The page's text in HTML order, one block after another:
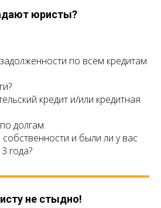
юристы?
по всем кредитам
кредит и/или кредитная
долгам.
и были ли у вас
года?
не стыдно!